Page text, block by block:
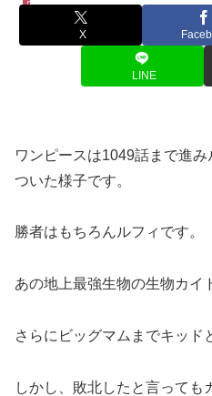
ワンピース
X
LINE
ワンピースは1049話まで進
ついた様子です。
勝者はもちろんルフィです。
あの地上最強生物の生物カイ
さらにビッグマムまでキッド
しかし、敗北したと言って